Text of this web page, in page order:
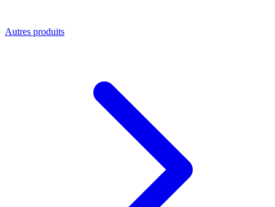
Autres produits